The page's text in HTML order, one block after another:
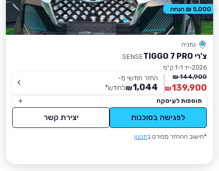
נתניה
צ'רי TIGGO 7 PRO
SENSE
2026 יד 1
1 ק״מ
144,900 ₪
139,900
₪
החזר חודשי מ-
1,044
₪לחודש*
תוספות לעיסקה
לפגישה בסוכנות יצירת קשר
*חישוב ההחזר מפורט בתקנון
5,000 ₪ הנחה